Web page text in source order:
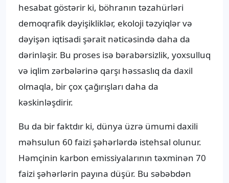
hesabat göstərir ki, böhranın təzahürləri
demoqrafik dəyişikliklər, ekoloji təzyiqlər və
dəyişən iqtisadi şərait nəticəsində daha da
dərinləşir. Bu proses isə bərabərsizlik, yoxsulluq
və iqlim zərbələrinə qarşı həssaslıq da daxil
olmaqla, bir çox çağırışları daha da
kəskinləşdirir.
Bu da bir faktdır ki, dünya üzrə ümumi daxili
məhsulun 60 faizi şəhərlərdə istehsal olunur.
Həmçinin karbon emissiyalarının təxminən 70
faizi şəhərlərin payına düşür. Bu səbəbdən